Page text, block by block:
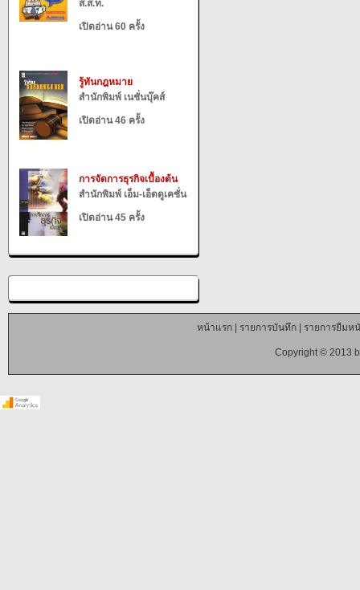
ส.ส.ท.
เปิดอ่าน 60 ครั้ง
รู้ทันกฎหมาย
สำนักพิมพ์ เนชั่นบุ๊คส์
เปิดอ่าน 46 ครั้ง
การจัดการธุรกิจเบื้องต้น
สำนักพิมพ์ เอ็ม-เอ็ดดูเคชั่น
เปิดอ่าน 45 ครั้ง
หน้าแรก| รายการบันทึก| รายการยืมห
Copyright © 2013